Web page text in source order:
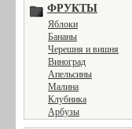
ФРУКТЫ
Яблоки
Бананы
Черешня и вишня
Виноград
Апельсины
Малина
Клубника
Арбузы